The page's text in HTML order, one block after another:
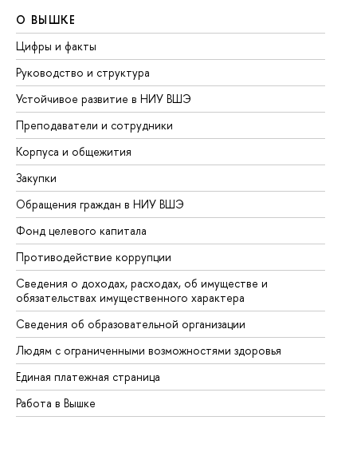
О ВЫШКЕ
Цифры и факты
Руководство и структура
Устойчивое развитие в НИУ ВШЭ
Преподаватели и сотрудники
Корпуса и общежития
Закупки
Обращения граждан в НИУ ВШЭ
Фонд целевого капитала
Противодействие коррупции
Сведения о доходах, расходах, об имуществе и
обязательствах имущественного характера
Сведения об образовательной организации
Людям с ограниченными возможностями здоровья
Единая платежная страница
Работа в Вышке